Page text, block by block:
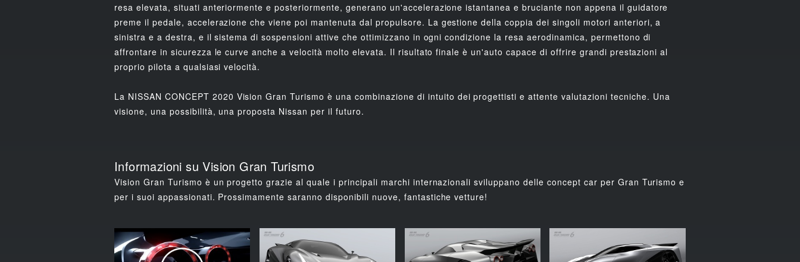
resa elevata, situati anteriormente e posteriormente, generano un'accelerazione istantanea e bruciante non appena il guidatore
preme il pedale, accelerazione che viene poi mantenuta dal propulsore. La gestione della coppia dei singoli motori anteriori, a
sinistra e a destra, e il sistema di sospensioni attive che ottimizzano in ogni condizione la resa aerodinamica, permettono di
affrontare in sicurezza le curve anche a velocità molto elevata. Il risultato finale è un'auto capace di offrire grandi prestazioni al
proprio pilota a qualsiasi velocità.
La NISSAN CONCEPT 2020 Vision Gran Turismo è una combinazione di intuito dei progettisti e attente valutazioni tecniche. Una
visione, una possibilità, una proposta Nissan per il futuro.
Informazioni su Vision Gran Turismo
Vision Gran Turismo è un progetto grazie al quale i principali marchi internazionali sviluppano delle concept car per Gran Turismo e
per i suoi appassionati. Prossimamente saranno disponibili nuove, fantastiche vetture!